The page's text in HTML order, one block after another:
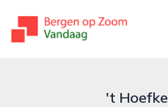
bergenopzoomvandaag.nl
't Hoefke